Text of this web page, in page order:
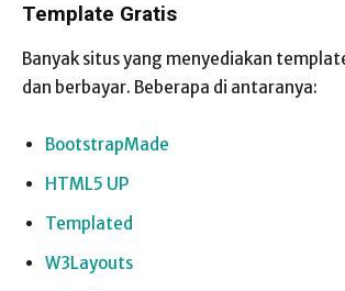
Template Gratis
Banyak situs yang menyediakan
dan berbayar. Beberapa di antaranya:
BootstrapMade
HTML5 UP
Templated
W3Layouts